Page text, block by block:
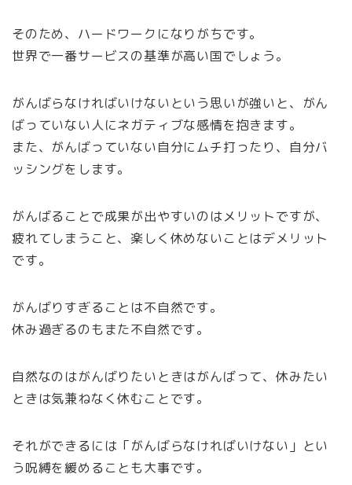
そのため、ハードワークになりがちです。
世界で一番サービスの基準が高い国でしょう。
がんばらなければいけないという思いが強いと、がん
ばっていない人にネガティブな感情を抱きます。
また、がんばっていない自分にムチ打ったり、自分バ
ッシングをします。
がんばることで成果が出やすいのはメリットですが、
疲れてしまうこと、楽しく休めないことはデメリット
です。
がんばりすぎることは不自然です。
休み過ぎるのもまた不自然です。
自然なのはがんばりたいときはがんばって、休みたい
ときは気兼ねなく休むことです。
それができるには「がんばらなければいけない」とい
う呪縛を緩めることも大事です。